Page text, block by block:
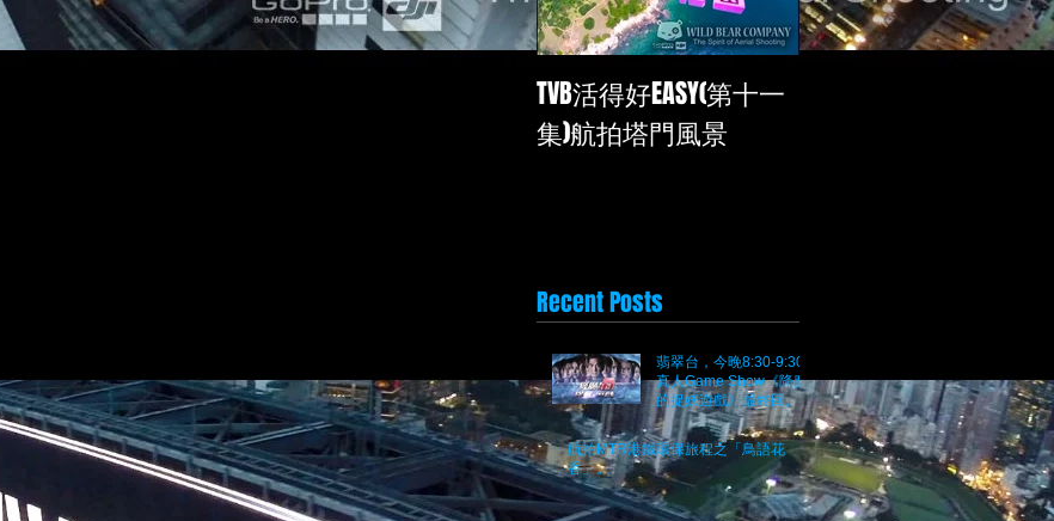
TVB活得好EASY(第十一
集)航拍塔門風景
Recent Posts
翡翠台，今晚8:30-9:30
真人Game Show《降魔
的捉妖遊戲》最終回。究
竟邊個係魔？
航拍MTR港鐵環保旅程之「鳥語花
香」。